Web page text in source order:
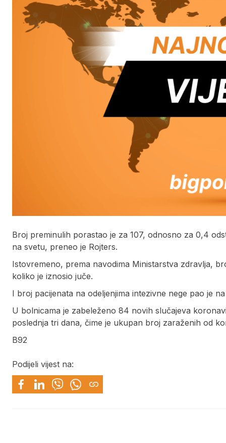
Broj preminulih porastao je za 107, odnosno za 0,4
na svetu, preneo je Rojters.
Istovremeno, prema navodima Ministarstva zdravlja,
koliko je iznosio juče.
I broj pacijenata na odeljenjima intezivne nege pao je
U bolnicama je zabeleženo 84 novih slučajeva
poslednja tri dana, čime je ukupan broj zaraženih od
B92
Podijeli vijest na: